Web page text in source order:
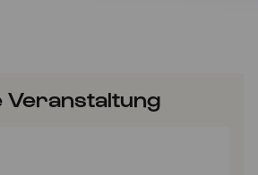
Veranstaltung